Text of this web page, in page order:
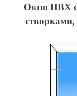
Окно ПВХ